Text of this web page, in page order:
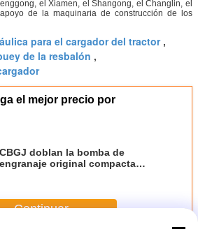
el Xiamen, el Shangong, el Changlin, el
de la maquinaria de construcción de los
para el cargador del tractor,
de la resbalón ,
el mejor precio por
CBGJ doblan la bomba de
engranaje original compacta
bomba para dirigir la maquinaria
y el vehículo
Continuar